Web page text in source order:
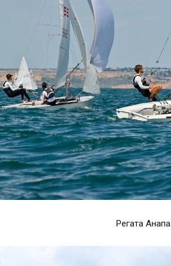
Регата Анапа